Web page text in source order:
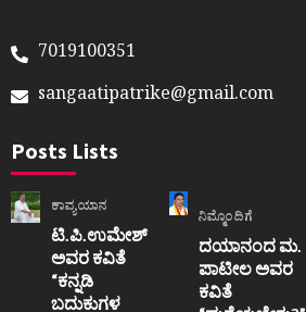
7019100351
sangaatipatrike@gmail.com
Posts Lists
ಕಾವ್ಯಯಾನ
ಟಿ.ಪಿ.ಉಮೇಶ್
ಅವರ ಕವಿತೆ
“ಕನ್ನಡಿ
ಬದುಕುಗಳ
ನಿಮ್ಮೊಂದಿಗೆ
ದಯಾನಂದ ಮ.
ಪಾಟೀಲ ಅವರ
ಕವಿತೆ